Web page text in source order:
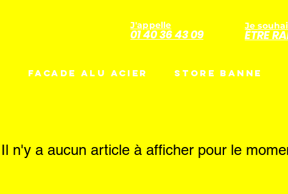
J'appelle
01 40 36 43 09
Je
ÊTRE
FACADE ALU ACIER STORE BANNE
Il n'y a aucun article à afficher pour le